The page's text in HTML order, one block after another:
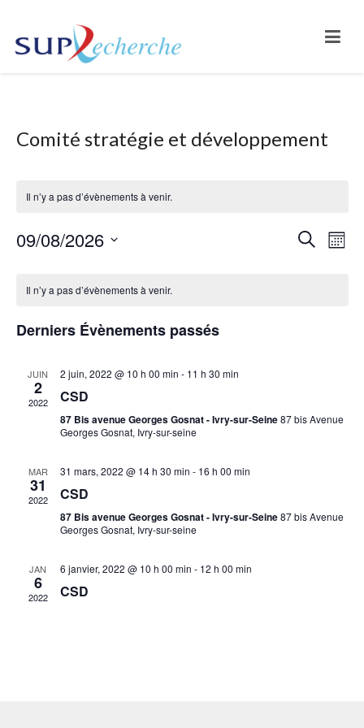
Comité stratégie et développement
Il n’y a pas d’évènements à venir.
Recherche
Mois
09/08/2026
Calendrier
Évènements
Il n’y a pas d’évènements à venir.
Derniers Évènements passés
JUIN
2
2022
2 juin, 2022 @ 10 h 00 min - 11 h 30 min
CSD
87 Bis avenue Georges Gosnat - Ivry-sur-Seine87 bis Avenue
Georges Gosnat, Ivry-sur-seine
MAR
31
2022
31 mars, 2022 @ 14 h 30 min - 16 h 00 min
CSD
87 Bis avenue Georges Gosnat - Ivry-sur-Seine87 bis Avenue
Georges Gosnat, Ivry-sur-seine
JAN
6
2022
6 janvier, 2022 @ 10 h 00 min - 12 h 00 min
CSD